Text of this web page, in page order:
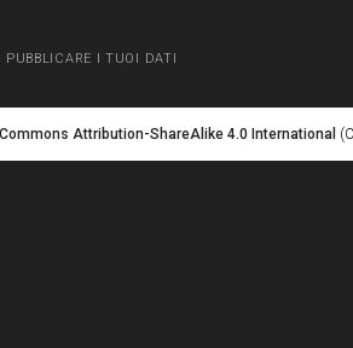
PUBBLICARE I TUOI DATI
Attribution-ShareAlike 4.0 International